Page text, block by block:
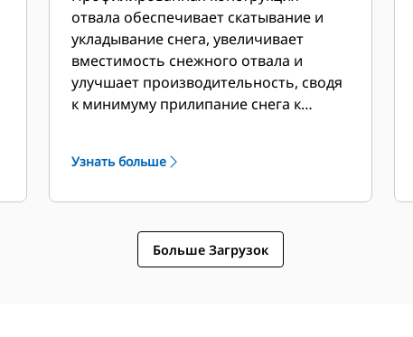
отвала обеспечивает скатывание и
укладывание снега, увеличивает
вместимость снежного отвала и
улучшает производительность, сводя
к минимуму прилипание снега к
Узнать больше
Больше Загрузок